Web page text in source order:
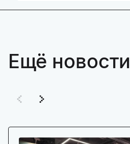
Ещё новости